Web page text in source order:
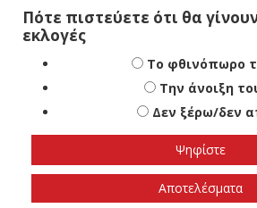
Πότε πιστεύετε ότι θα γίνουν
εκλογές
Το φθινόπωρο
Την άνοιξη
Δεν ξέρω/δεν